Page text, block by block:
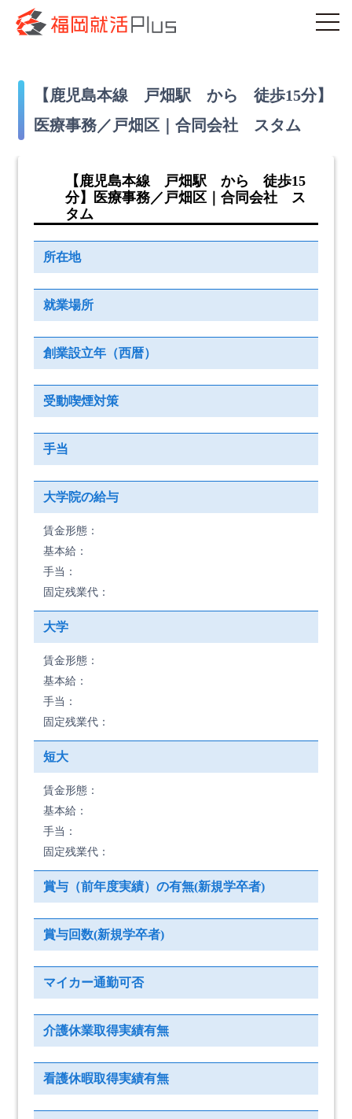
【鹿児島本線 戸畑駅 から 徒歩15分】
医療事務／戸畑区｜合同会社 スタム
【鹿児島本線 戸畑駅 から 徒歩15
分】医療事務／戸畑区｜合同会社 ス
タム
所在地
就業場所
創業設立年（西暦）
受動喫煙対策
手当
大学院の給与
賃金形態：
基本給：
手当：
固定残業代：
大学
賃金形態：
基本給：
手当：
固定残業代：
短大
賃金形態：
基本給：
手当：
固定残業代：
賞与（前年度実績）の有無(新規学卒者)
賞与回数(新規学卒者)
マイカー通勤可否
介護休業取得実績有無
看護休暇取得実績有無